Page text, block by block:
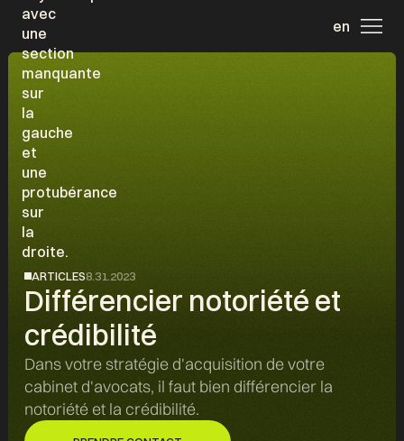
en
ARTICLES8.31.2023
Différencier notoriété et
crédibilité
Dans votre stratégie d'acquisition de votre
cabinet d'avocats, il faut bien différencier la
notoriété et la crédibilité.